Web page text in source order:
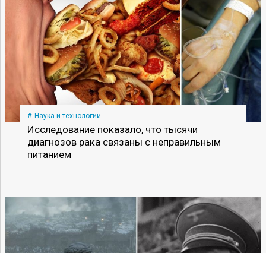
Наука и технологии
Исследование показало, что тысячи
диагнозов рака связаны с неправильным
питанием